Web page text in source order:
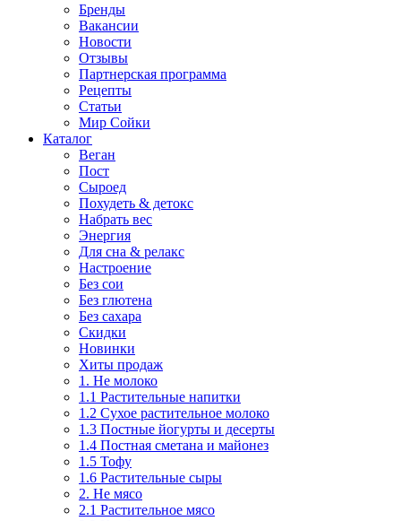
Бренды
Вакансии
Новости
Отзывы
Партнерская программа
Рецепты
Статьи
Мир Сойки
Каталог
Веган
Пост
Сыроед
Похудеть & детокс
Набрать вес
Энергия
Для сна & релакс
Настроение
Без сои
Без глютена
Без сахара
Скидки
Новинки
Хиты продаж
1. Не молоко
1.1 Растительные напитки
1.2 Сухое растительное молоко
1.3 Постные йогурты и десерты
1.4 Постная сметана и майонез
1.5 Тофу
1.6 Растительные сыры
2. Не мясо
2.1 Растительное мясо